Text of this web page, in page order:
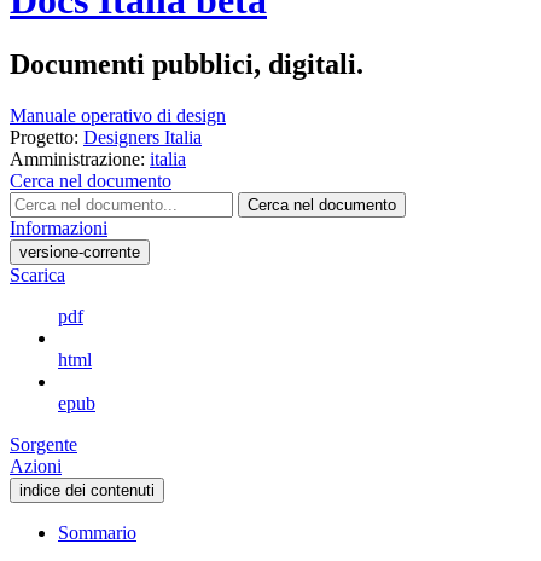
Documenti pubblici, digitali.
Manuale operativo di design
Progetto: Designers Italia
Amministrazione: italia
Cerca nel documento
Cerca nel documento
Informazioni
versione-corrente
Scarica
pdf
html
epub
Sorgente
Azioni
indice dei contenuti
Sommario